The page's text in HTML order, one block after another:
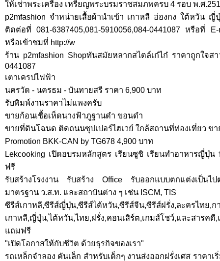
ให้เช่าพระเครื่อง เหรียญพระบรมราชสมภพครบ 4 รอบ พ.ศ
p2mfashion จำหน่ายเสื้อผ้านำเข้า เกาหลี ฮ่องกง ใต้หวัน
ติดต่อที่ 081-6387405,081-5910056,084-0441087 หรือที่
หรือเข้าชมที่ http://w
ร้าน p2mfashion Shopทันสมัยหลากสไตล์เก๋ไก๋ ราคาถูกใจส
0441087
เตาเครปไฟฟ้า
นครวัด - นครธม - บันทายสรี ราคา 6,900 บาท
รับพิมพ์งานราคาไม่แพงครับ
ขายก้อนเชื้อเห็ดนางฟ้าภูฐานดำ ขอนดำ
ขายที่ดินโฉนด ติดถนนซุปเปอร์ไฮเวย์ ใกล้สถานที่ท่องเที่ยว ขา
Promotion BKK-CAN by TG678 4,900 บาท
Lekcooking เปิดอบรมหลักสูตร เรียนซูชิ เรียนทำอาหารญี่ปุ่น
ฟรี
รับสร้างโรงงาน รับสร้าง Office รับออกแบบตกแต่งเป็นไ
มาตรฐาน ว.ส.ท. และสถาบันต่าง ๆ เช่น ISCM, TIS
ซีรีส์เกาหลี,ซีรีส์ญี่ปุ่น,ซีรีส์ไต้หวัน,ซีรีส์จีน,ซีรีส์ฝรั่ง,ละครไทย,
เกาหลี,ญี่ปุ่น,ไต้หวัน,ไทย,ฝรั่ง,คอนเสิร์ต,เกมส์โชว์,และสารค
แถมฟรี
"เปิดโอกาสให้กับชีวิต ด้วยธุรกิจของเรา"
รถเหล็กจำลอง คันเล็ก สำหรับเด็กๆ งานส่งออกฝรั่งเศส ราคา